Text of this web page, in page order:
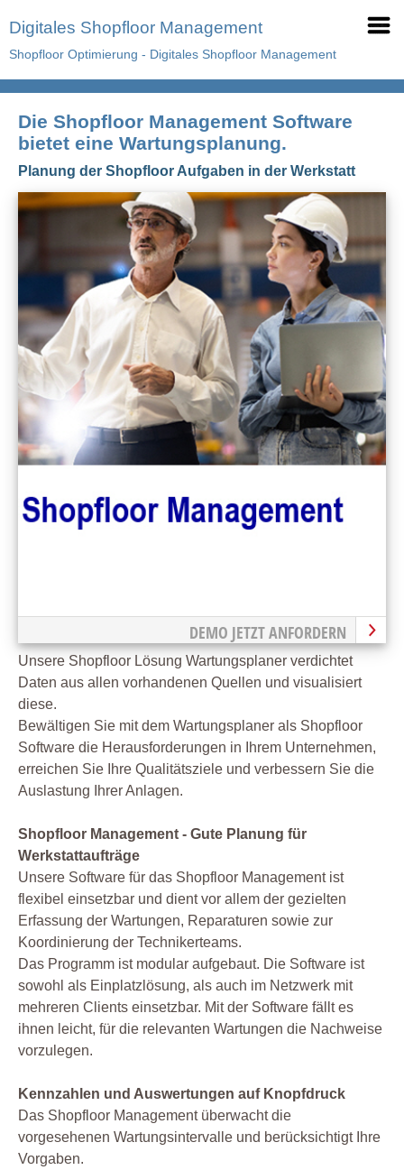
Digitales Shopfloor Management
Shopfloor Optimierung - Digitales Shopfloor Management
Die Shopfloor Management Software
bietet eine Wartungsplanung.
Planung der Shopfloor Aufgaben in der Werkstatt
DEMO JETZT ANFORDERN
Unsere Shopfloor Lösung Wartungsplaner verdichtet
Daten aus allen vorhandenen Quellen und visualisiert
diese.
Bewältigen Sie mit dem Wartungsplaner als Shopfloor
Software die Herausforderungen in Ihrem Unternehmen,
erreichen Sie Ihre Qualitätsziele und verbessern Sie die
Auslastung Ihrer Anlagen.
Shopfloor Management - Gute Planung für
Werkstattaufträge
Unsere Software für das Shopfloor Management ist
flexibel einsetzbar und dient vor allem der gezielten
Erfassung der Wartungen, Reparaturen sowie zur
Koordinierung der Technikerteams.
Das Programm ist modular aufgebaut. Die Software ist
sowohl als Einplatzlösung, als auch im Netzwerk mit
mehreren Clients einsetzbar. Mit der Software fällt es
ihnen leicht, für die relevanten Wartungen die Nachweise
vorzulegen.
Kennzahlen und Auswertungen auf Knopfdruck
Das Shopfloor Management überwacht die
vorgesehenen Wartungsintervalle und berücksichtigt Ihre
Vorgaben.